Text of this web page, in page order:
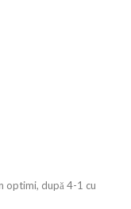
optimi, după 4-1 cu